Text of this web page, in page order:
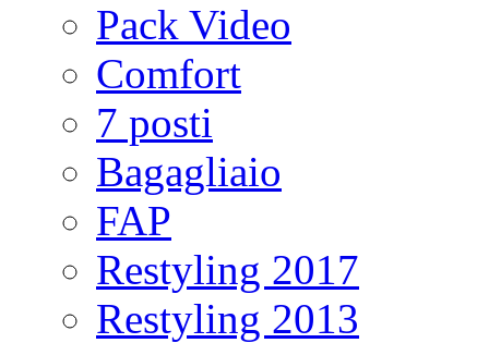
Pack Video
Comfort
7 posti
Bagagliaio
FAP
Restyling 2017
Restyling 2013